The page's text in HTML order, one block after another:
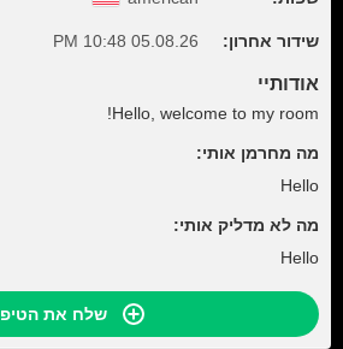
שידור אחרון: 05.08.26 10:48 PM
אודותיי
Hello, welcome to my room!
מה מחרמן אותי:
Hello
מה לא מדליק אותי:
Hello
שלח את הטיפ